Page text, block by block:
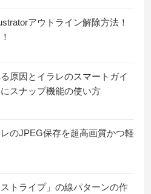
アウトライン解除方法！
る原因とイラレのスマートガイ
スナップ機能の使い方
レのJPEG保存を超高画質かつ軽
トライプ」の線パターンの作